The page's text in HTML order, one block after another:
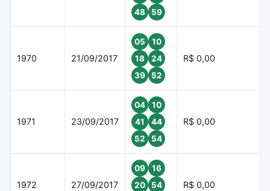
48
59
1970 21/09/2017
05
10
18
24
39
52
R$ 0,00
1971 23/09/2017
04
10
41
44
52
54
R$ 0,00
1972 27/09/2017
09
16
20
54
R$ 0,00